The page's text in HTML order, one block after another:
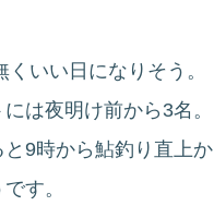
いい日になりそう。
は夜明け前から3名。
9時から鮎釣り直上か
す。